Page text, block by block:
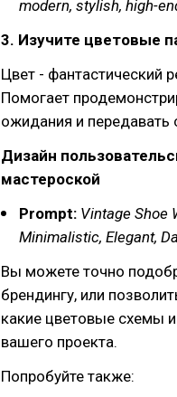
modern, stylish, high-
3. Изучите цветовые
Цвет - фантастический
Помогает
ожидания и передавать
Дизайн
мастероской
Prompt: Vintage Shoe
Minimalistic, Elegant,
Вы можете точно
брендингу, или
какие цветовые схемы
вашего проекта.
Попробуйте также: